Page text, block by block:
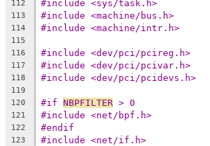
112 #include <sys/task.h>
113 #include <machine/bus.h>
114 #include <machine/intr.h>
115
116
#include <dev/pci/pcireg.h>
117 #include <dev/pci/pcivar.h>
118 #include <dev/pci/pcidevs.h>
119
120
#if NBPFILTER > 0
121 #include <net/bpf.h>
122 #endif
123 #include <net/if.h>